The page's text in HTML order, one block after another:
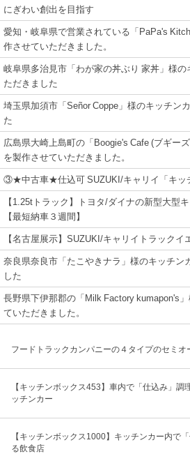
にぎわい創出を目指す
愛知・岐阜県で営業されている「PaPa's
作させていただきました。
岐阜県多治見市「わが家の丼ぶり 家丼」様
ただきました
埼玉県加須市「Señor Coppe」様のキッチン
た
広島県大崎上島町の「Boogie's Cafe (ブギー
を製作させていただきました。
③★中古車★仕込可 SUZUKI/キャリイ「キッ
【1.25tトラック】トヨタ/ダイナの新型大型
【最短納車３週間】
【名古屋展示】SUZUKI/キャリイトラックイ
奈良県奈良市「たこやきナラ」様のキッチン
した
長野県下伊那郡の「Milk Factory kumapon's
ていただきました。
フードトラックカンパニーの４タイプのセミオ
【キッチンボックス453】車内で「仕込み」調
ッチンカー
【キッチンボックス1000】キッチンカー内で
る飲食店